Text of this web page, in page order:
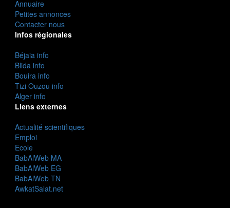
Annuaire
Petites annonces
Contacter nous
Infos régionales
Béjaia info
Blida info
Bouira info
Tizi Ouzou info
Alger info
Liens externes
Actualité scientifiques
Emploi
Ecole
BabAlWeb MA
BabAlWeb EG
BabAlWeb TN
AwkatSalat.net